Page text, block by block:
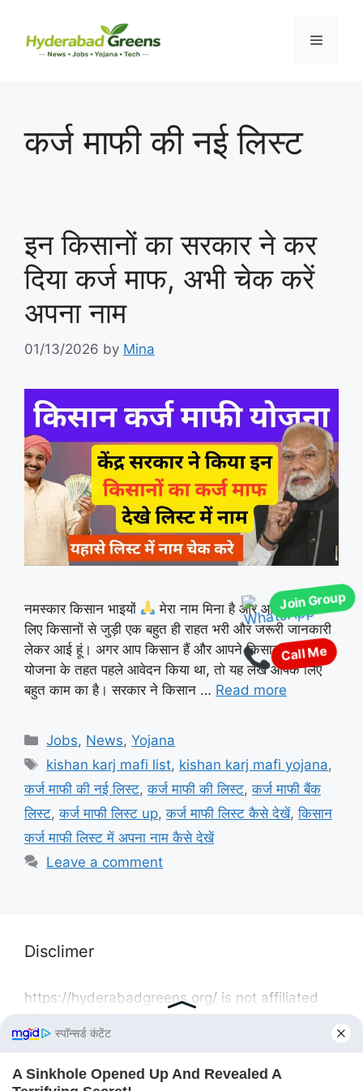
Join Group
Call Me
content
Menu
कर्ज माफी की नई लिस्ट
इन किसानों का सरकार ने कर
दिया कर्ज माफ, अभी चेक करें
अपना नाम
01/13/2026 by Mina
नमस्कार किसान भाइयों
मेरा नाम मिना है और आज मैं आपके
लिए किसानों से जुड़ी एक बहुत ही राहत भरी और जरूरी जानकारी
लेकर आई हूं। अगर आप किसान हैं और आपने किसान कर्ज माफी
योजना के तहत पहले आवेदन किया था, तो यह लेख आपके लिए
बहुत काम का है। सरकार ने किसान … Read more
Categories
Jobs, News,Yojana
Tags
kishan karj mafi list, kishan karj mafi yojana,
कर्ज माफी की नई लिस्ट,कर्ज माफी की लिस्ट,कर्ज माफी बैंक
लिस्ट,कर्ज माफी लिस्ट up,कर्ज माफी लिस्ट कैसे देखें,किसान
कर्ज माफी लिस्ट में अपना नाम कैसे देखें
Leave a comment
Disclimer
https://hyderabadgreens.org/ is not affiliated
governmental or non-governmental body. Our
information on the latest government Yojana,